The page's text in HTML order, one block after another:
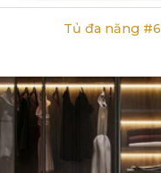
Tủ đa năng #6